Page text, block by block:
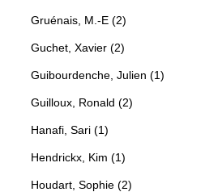
Gruénais, M.-E (2)
Guchet, Xavier (2)
Guibourdenche, Julien (1)
Guilloux, Ronald (2)
Hanafi, Sari (1)
Hendrickx, Kim (1)
Houdart, Sophie (2)